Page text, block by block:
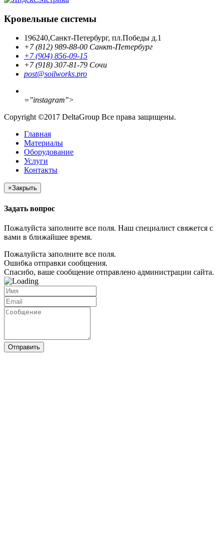
Кровельные системы
196240,Санкт-Петербург, пл.Победы д.1
+7 (812) 989-88-00 Санкт-Петербург
+7 (904) 856-09-15
+7 (918) 307-81-79 Сочи
post@soilworks.pro
="instagram">
Copyright ©2017 DeltaGroup Все права защищены.
Главная
Материалы
Оборудование
Услуги
Контакты
×Закрыть
Задать вопрос
Пожалуйста заполните все поля. Наш специалист свяжется с
вами в ближайшее время.
Пожалуйста заполните все поля.
Ошибка отправки сообщения.
Спасибо, ваше сообщение отправлено администрации сайта.
Отправить